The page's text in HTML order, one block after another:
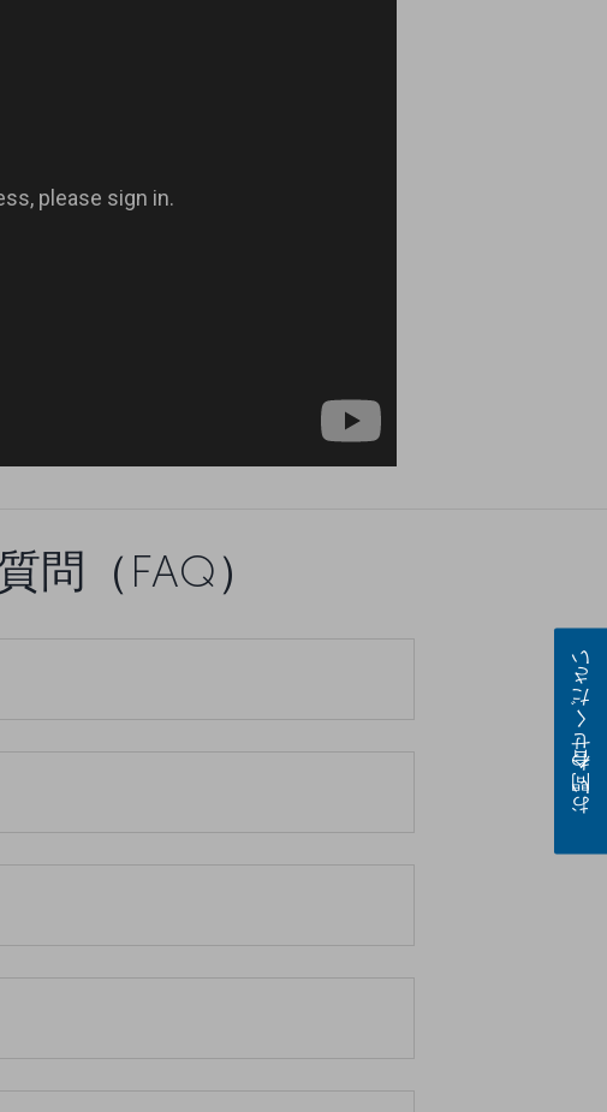
（FAQ）
お問い合わせください